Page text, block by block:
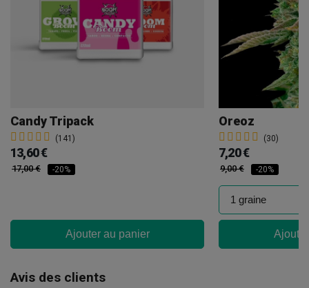
Candy Tripack
(141)
13,60 €
17,00 € -20%
Ajouter au panier
Oreoz
(30)
7,20 €
9,00 € -20%
Avis des clients